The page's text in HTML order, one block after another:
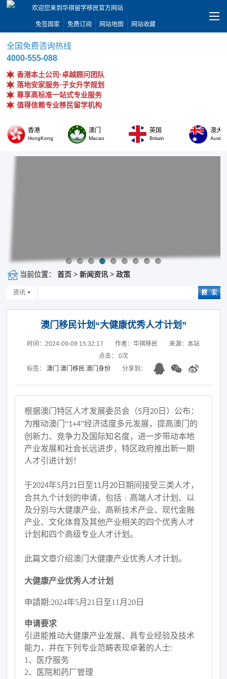
欢迎您来到华祺留学移民官方网站
免签国家 免费订阅 网站地图 网站收藏
全国免费咨询热线
4000-555-088
香港本土公司·卓越顾问团队
落地安家服务·子女升学规划
尊享高标准一站式专业服务
值得信赖专业移民留学机构
香港
HongKong
澳门
Macao
英国
Britain
澳大
当前位置： 首页 >新闻资讯 >政策
资讯
澳门移民计划“大健康优秀人才计划”
时间：2024-09-09 15:32:17 作者：华祺移民
来源：本站
点击： 0次
标签：澳门 澳门移民 澳门身份 分享到：
根据澳门特区人才发展委员会（5月 20 日）公布：
为推动澳门“1+4”经济适度多元发展，提高澳门的
创新力、竞争力及国际知名度，进一步带动本地
产业发展和社会长远进步，特区政府推出新一期
人才引进计划！
于2024年5月 21 日至11月 20 日期间接受三类人才，
合共九个计划的申请，包括﹕高端人才计划、以
及分别与大健康产业、高新技术产业、现代金融
产业、文化体育及其他产业相关的四个优秀人才
计划和四个高级专业人才计划。
此篇文章介绍澳门 大健康产业优秀人才计划。
大健康产业优秀人才计划
申請期:2024年5月21日至11月20日
申请要求
引进能推动大健康产业发展、具专业经验及技术
能力，并在下列专业范畴表现卓著的人士:
1、
医疗服务
2、
医院和药厂管理